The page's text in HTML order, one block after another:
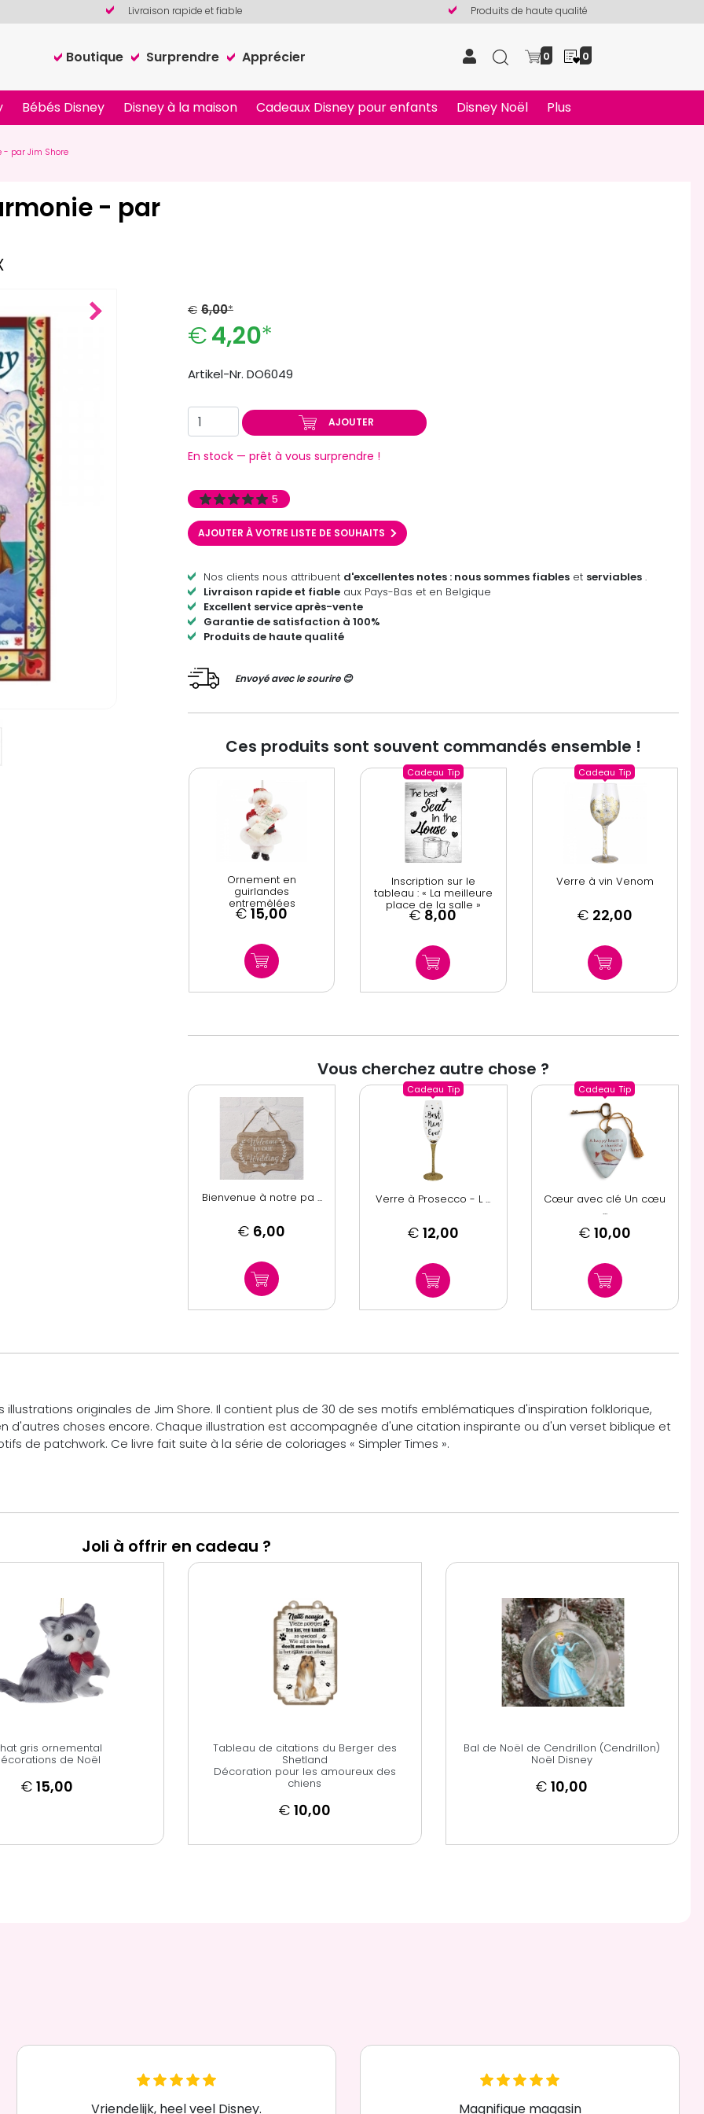
Livraison rapide et fiable Produits de haute qualité
Boutique Surprendre Apprécier 0 0
Bébés Disney Disney à la maison Cadeaux Disney pour enfants Disney Noël Plus
- par Jim Shore
- par
€ 6,00*
€4,20*
Artikel-Nr. DO6049
AJOUTER
En stock — prêt à vous surprendre !
5
AJOUTER À VOTRE LISTE DE SOUHAITS
Nos clients nous attribuent d'excellentes notes : nous sommes fiables et serviables .
Livraison rapide et fiable aux Pays-Bas et en Belgique
Excellent service après-vente
Garantie de satisfaction à 100%
Produits de haute qualité
Envoyé avec le sourire 😊
Ces produits sont souvent commandés ensemble !
Ornement en
guirlandes
entremêlées
€ 15,00
Cadeau Tip
Inscription sur le
tableau : « La meilleure
place de la salle »
€ 8,00
Cadeau Tip
Verre à vin Venom
€ 22,00
Vous cherchez autre chose ?
Bienvenue à notre pa ...
€ 6,00
Cadeau Tip
Verre à Prosecco - L ...
€ 12,00
Cadeau Tip
Cœur avec clé Un cœu
...
€ 10,00
originales de Jim Shore. Il contient plus de 30 de ses motifs emblématiques d'inspiration folklorique,
choses encore. Chaque illustration est accompagnée d'une citation inspirante ou d'un verset biblique et
de patchwork. Ce livre fait suite à la série de coloriages « Simpler Times ».
Joli à offrir en cadeau ?
gris ornemental
de Noël
€ 15,00
Tableau de citations du Berger des
Shetland
Décoration pour les amoureux des
chiens
€ 10,00
Bal de Noël de Cendrillon (Cendrillon)
Noël Disney
€ 10,00
Vriendelijk, heel veel Disney. Magnifique magasin